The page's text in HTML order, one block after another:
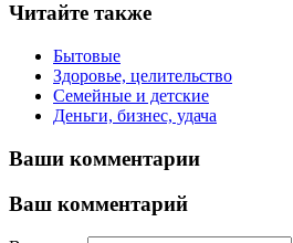
Читайте также
Бытовые
Здоровье, целительство
Семейные и детские
Деньги, бизнес, удача
Ваши комментарии
Ваш комментарий